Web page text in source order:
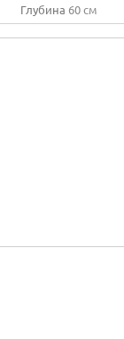
Глубина 60 см